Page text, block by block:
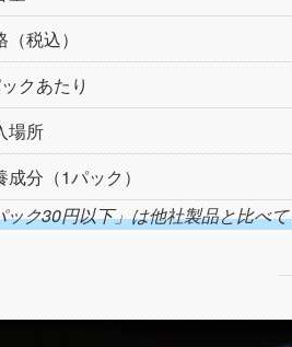
（税込）
クあたり
場所
成分（1パック）
ック30円以下」は他社製品と比べ